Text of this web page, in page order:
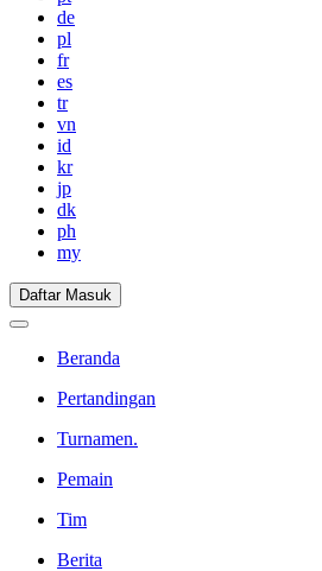
de
pl
fr
es
tr
vn
id
kr
jp
dk
ph
my
Daftar Masuk
Beranda
Pertandingan
Turnamen.
Pemain
Tim
Berita